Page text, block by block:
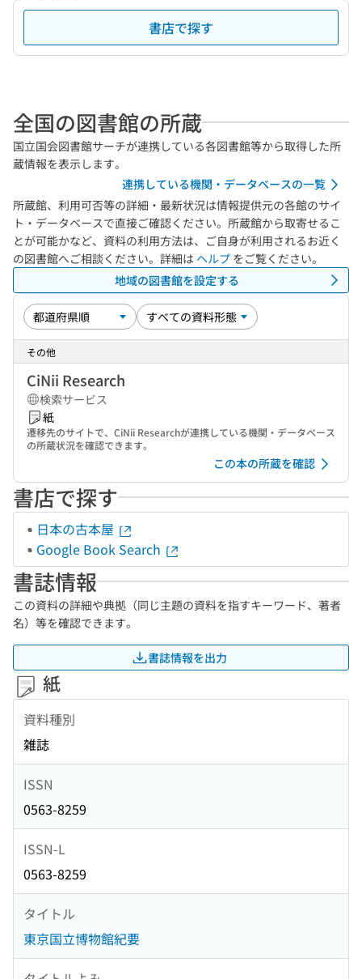
書店で探す
全国の図書館の所蔵
国立国会図書館サーチが連携している各図書館等から取得した所
蔵情報を表示します。
連携している機関・データベースの一覧
所蔵館、利用可否等の詳細・最新状況は情報提供元の各館のサイ
ト・データベースで直接ご確認ください。所蔵館から取寄せるこ
とが可能かなど、資料の利用方法は、ご自身が利用されるお近く
の図書館へご相談ください。詳細は ヘルプ をご覧ください。
地域の図書館を設定する
その他
CiNii Research
検索サービス
紙
遷移先のサイトで、CiNii Researchが連携している機関・データベース
の所蔵状況を確認できます。
この本の所蔵を確認
書店で探す
日本の古本屋
Google Book Search
書誌情報
この資料の詳細や典拠（同じ主題の資料を指すキーワード、著者
名）等を確認できます。
書誌情報を出力
紙
資料種別
雑誌
ISSN
0563-8259
ISSN-L
0563-8259
タイトル
東京国立博物館紀要